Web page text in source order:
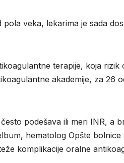
veka, lekarima je sada
terapije, koja
akademije, za 26
podešava ili meri INR, a
hematolog Opšte
komplikacije oralne